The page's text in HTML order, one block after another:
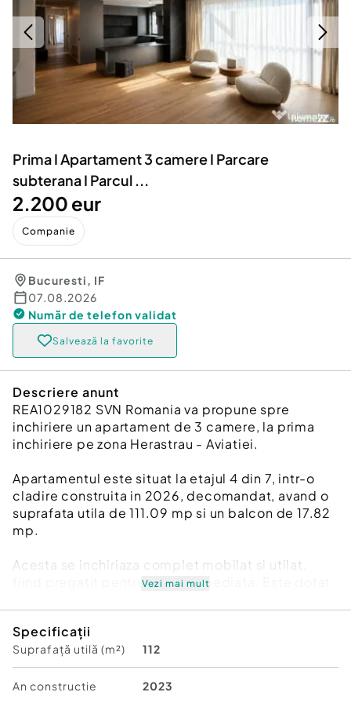
Servicii
Animale de companie
Afaceri și echipamente profesionale
Inchiriere Bunuri si Vehicule
Utilaje agricole si industriale
Piese auto si accesorii
Dacia Duster
Prima I Apartament 3 camere I Parcare
subterana I Parcul ...
2.200 eur
Companie
Bucuresti, IF
07.08.2026
Număr de telefon validat
Salvează la favorite
Descriere anunt
REA1029182 SVN Romania va propune spre
inchiriere un apartament de 3 camere, la prima
inchiriere pe zona Herastrau - Aviatiei.
Apartamentul este situat la etajul 4 din 7, intr-o
cladire construita in 2026, decomandat, avand o
suprafata utila de 111.09 mp si un balcon de 17.82
mp.
Acesta se inchiriaza complet mobilat si utilat,
fiind pregatit pentru mutare imediata. Este dotat
individual in fiecare incapere, masina de spalat
vase si masina de spalat rufe.
Imobilul beneficiaza de loc de parcare subteran,
Vezi mai mult
Specificații
Suprafață utilă (m²) 112
An constructie 2023